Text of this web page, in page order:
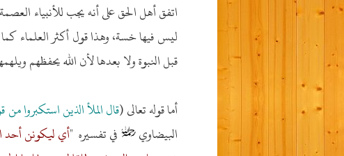
اتفق أهل الحق على أنه يجب للأنبياء
ليس فيها خسة، وهذا قول أكثر العلماء
قبل النبوة ولا بعدها لأن الله يحفظهم
أما قوله تعالى (قال الملأ الذين استكبروا
البيضاوي
في تفسيره "أي ليكونن أحد